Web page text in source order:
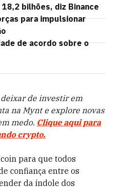
bilhões, diz Binance
para impulsionar
de acordo sobre o
de investir em
na Mynt e explore novas
medo. Clique aqui para
crypto.
para que todos
confiança entre os
da índole dos